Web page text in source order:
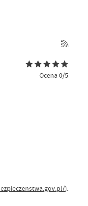
Ocena 0/5
).